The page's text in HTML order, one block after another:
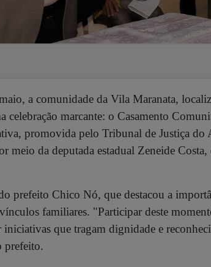
a comunidade da Vila Maranata,
celebração marcante: o Casamento
promovida pelo Tribunal de Justiça do
meio da deputada estadual Zeneide
prefeito Chico Nó, que destacou a
familiares. "Participar deste
que tragam dignidade e
prefeito.